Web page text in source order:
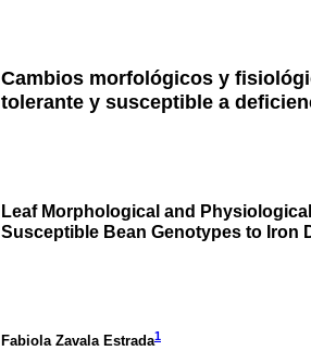
Cambios morfológicos y
tolerante y susceptible a
Leaf Morphological and
Susceptible Bean Genotypes to Iron
Fabiola Zavala Estrada1